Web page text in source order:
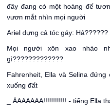
đây đang có một hoàng đế
vươn mắt nhìn mọi người
Ariel dựng cả tóc gáy:
Mọi người xôn xao nhào
gì?????????????
Fahrenheit, Ella và Selina
xuống đất
_ ÁAAAAAA!!!!!!!!!!!! - tiếng Ella